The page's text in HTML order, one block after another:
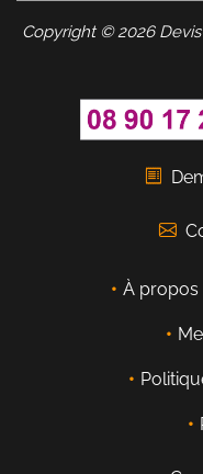
Copyright © 2026
À